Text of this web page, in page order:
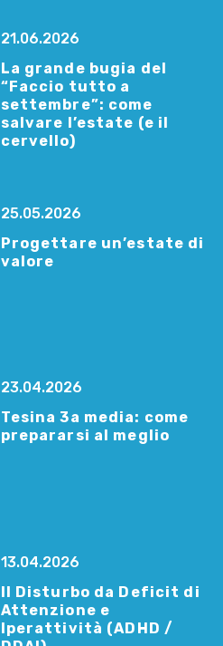
21.06.2026
La grande bugia del
“Faccio tutto a
settembre”: come
salvare l’estate (e il
cervello)
25.05.2026
Progettare un’estate di
valore
23.04.2026
Tesina 3a media: come
prepararsi al meglio
13.04.2026
Il Disturbo da Deficit di
Attenzione e
Iperattività (ADHD /